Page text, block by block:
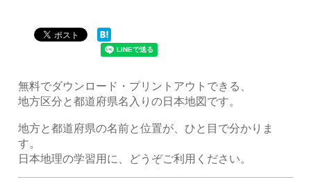
無料でダウンロード・プリントアウトできる、
地方区分と都道府県名入りの日本地図です。
地方と都道府県の名前と位置が、ひと目で分かりま
す。
日本地理の学習用に、どうぞご利用ください。